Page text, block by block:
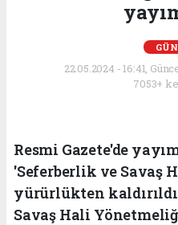
22.05.2024 - 16:41,
7053+
Resmi Gazete'de
'Seferberlik ve Savaş
yürürlükten
Savaş Hali